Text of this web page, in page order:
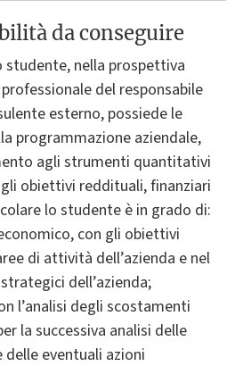
da conseguire
studente, nella prospettiva
del responsabile
esterno, possiede le
programmazione aziendale,
agli strumenti quantitativi
obiettivi reddituali, finanziari
lo studente è in grado di:
con gli obiettivi
di attività dell’azienda e nel
dell’azienda;
l’analisi degli scostamenti
la successiva analisi delle
delle eventuali azioni